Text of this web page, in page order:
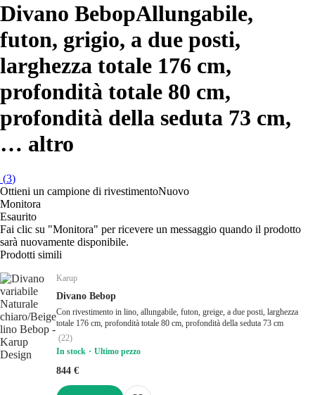
Divano BebopAllungabile,
futon, grigio, a due posti,
larghezza totale 176 cm,
profondità totale 80 cm,
profondità della seduta 73 cm,
… altro
(3)
Ottieni un campione di rivestimentoNuovo
Monitora
Esaurito
Fai clic su "Monitora" per ricevere un messaggio quando il prodotto
sarà nuovamente disponibile.
Prodotti simili
Karup
Divano Bebop
Con rivestimento in lino, allungabile, futon, greige, a due posti, larghezza
totale 176 cm, profondità totale 80 cm, profondità della seduta 73 cm
(22)
In stock
Ultimo pezzo
844 €